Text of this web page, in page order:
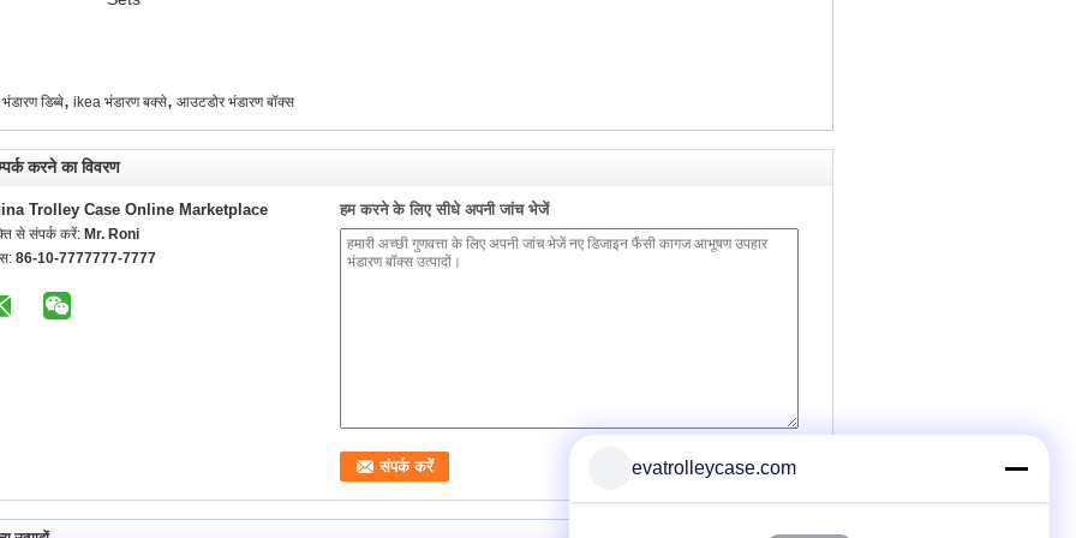
भंडारण डिब्बे, ikea भंडारण बक्से, आउटडोर भंडारण बॉक्स
करने का विवरण
Trolley Case Online Marketplace
से संपर्क करें: Mr. Roni
86-10-7777777-7777
हम करने के लिए सीधे अपनी जांच भेजें
evatrolleycase.com